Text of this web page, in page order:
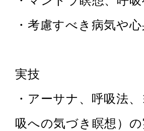
・考慮すべき病気や
実技
・アーサナ、呼吸法
吸への気づき瞑想）